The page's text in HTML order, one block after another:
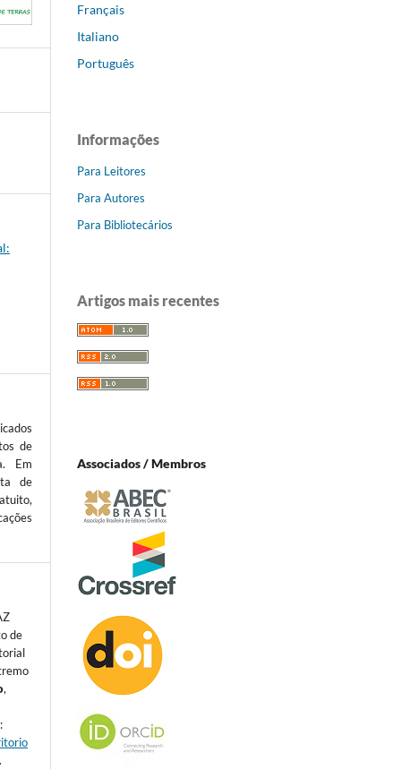
de
Em
de
de
,
Français
Italiano
Português
Informações
Para Leitores
Para Autores
Para Bibliotecários
Artigos mais recentes
Associados / Membros